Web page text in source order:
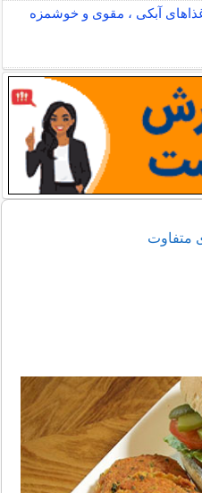
غذاهای آبکی ، مقوی و خوشمزه
متفاوت